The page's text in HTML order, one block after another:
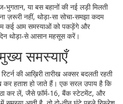
या बस बहानों की नई लड़ी मिलती
ज़रूरी नहीं, थोड़ा‑सा सोचा‑समझा कदम
कई आम समस्याओं को पकड़ेंगे और
थोड़ा‑से आसान महसूस करें।
समस्याएँ
की आख़िरी तारीख अक्सर बदलती रहती
कर हताश हो जाते हैं। एक सरल उपाय है कि
कर लें, जैसे फ़ॉर्म‑16, बैंक स्टेटमेंट, और